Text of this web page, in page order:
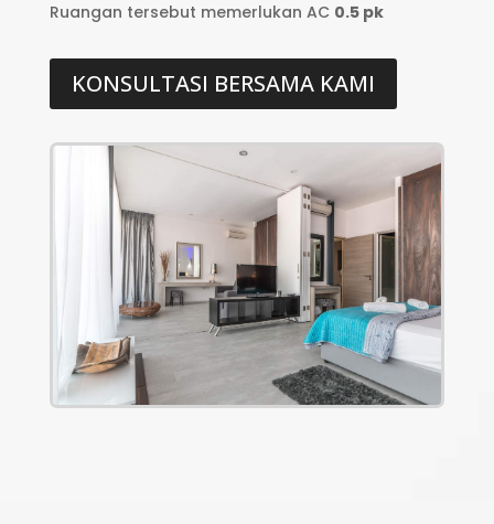
Ruangan tersebut memerlukan AC 0.5 pk
KONSULTASI BERSAMA KAMI